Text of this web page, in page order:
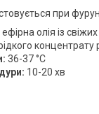
при
ефірна олія із
36-37 °C
10-20 хв